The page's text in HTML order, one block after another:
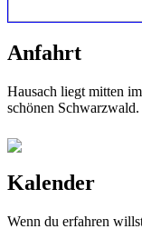
Anfahrt
Hausach liegt mitten
schönen
Kalender
Wenn du erfahren